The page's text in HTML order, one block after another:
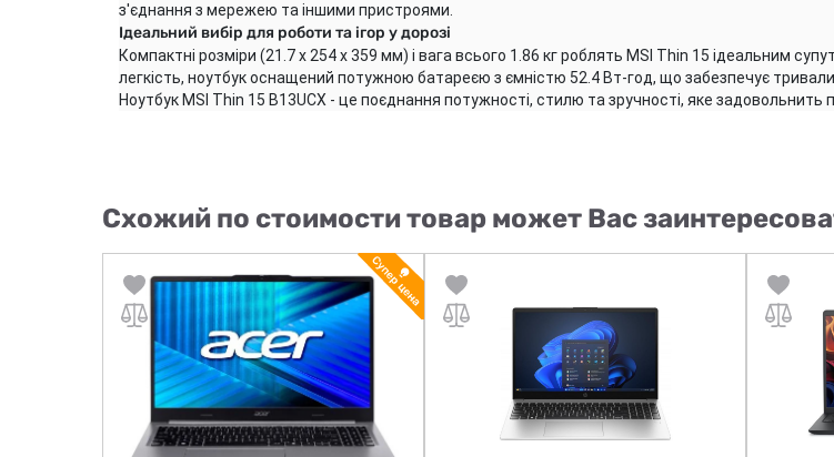
з'єднання з мережею та іншими пристроями.
Ідеальний вибір для роботи та ігор у дорозі
Компактні розміри (21.7 x 254 x 359 мм) і вага всього 1.86 кг роблять MSI Thin 15 ідеальним
легкість, ноутбук оснащений потужною батареєю з ємністю 52.4 Вт-год, що забезпечує
Ноутбук MSI Thin 15 B13UCX - це поєднання потужності, стилю та зручності, яке задовольнить
Схожий по стоимости товар может Вас